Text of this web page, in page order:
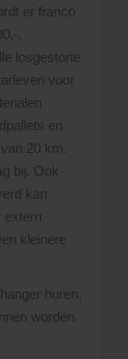
er franco
.
losgestorte
voor
en
20 km.
bij. Ook
kan
extern
kleinere
huren,
worden.